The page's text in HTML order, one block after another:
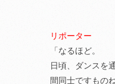
リポーター
「なるほど。
日頃、ダンスを
間同士ですものね